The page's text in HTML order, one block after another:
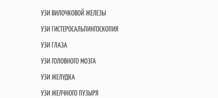
УЗИ ВИЛОЧКОВОЙ ЖЕЛЕЗЫ
УЗИ ГИСТЕРОСАЛЬПИНГОСКОПИЯ
УЗИ ГЛАЗА
УЗИ ГОЛОВНОГО МОЗГА
УЗИ ЖЕЛУДКА
УЗИ ЖЕЛЧНОГО ПУЗЫРЯ